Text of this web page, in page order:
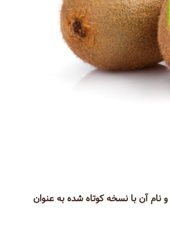
آن با نسخه کوتاه شده به عنوان